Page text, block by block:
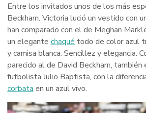
Entre los invitados unos de los más
Beckham. Victoria lució un vestido con
han comparado con el de Meghan
un elegante chaqué todo de color azul
y camisa blanca. Sencillez y elegancia.
parecido al de David Beckham,
futbolista Julio Baptista, con la
corbata en un azul vivo.